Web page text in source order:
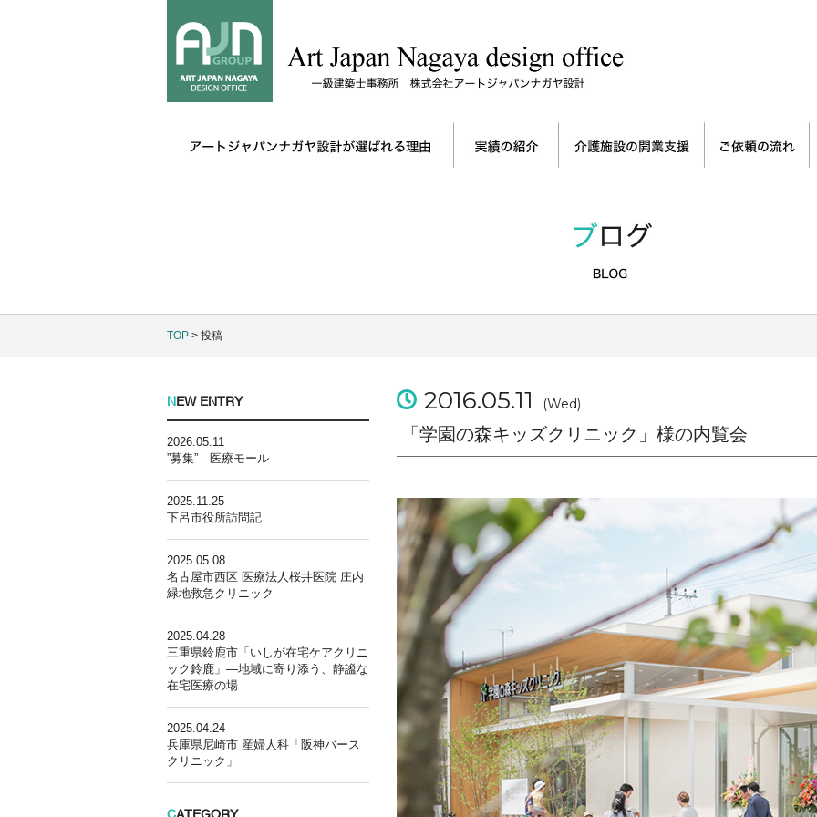
TOP > 投稿
2016.05.11 (Wed)
「学園の森キッズクリニック」様の内覧会
NEW ENTRY
2026.05.11
”募集” 医療モール
2025.11.25
下呂市役所訪問記
2025.05.08
名古屋市西区 医療法人桜井医院 庄内
緑地救急クリニック
2025.04.28
三重県鈴鹿市「いしが在宅ケアクリニ
ック鈴鹿」―地域に寄り添う、静謐な
在宅医療の場
2025.04.24
兵庫県尼崎市 産婦人科「阪神バース
クリニック」